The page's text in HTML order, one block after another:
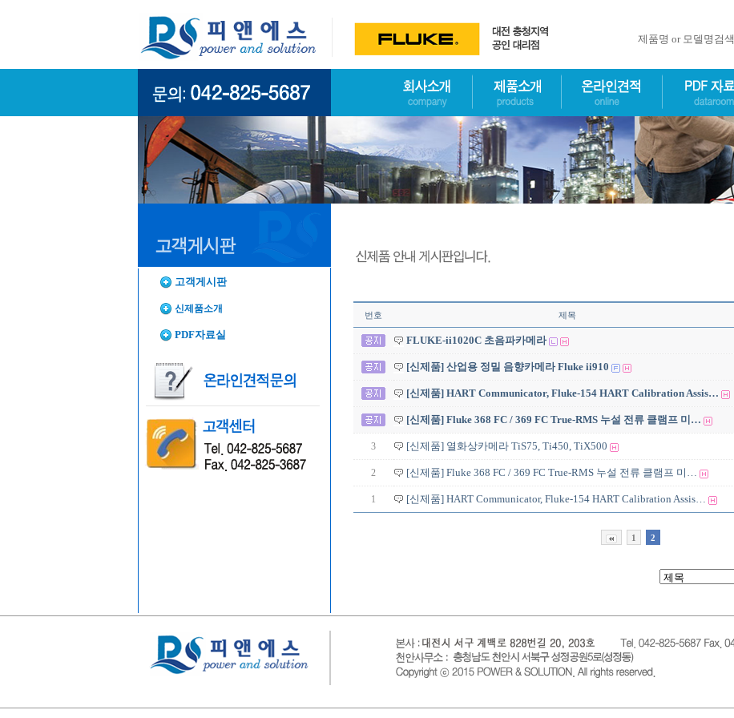
제품명 or 모델명검색
고객게시판
신제품소개
PDF자료실
번호 제목
FLUKE-ii1020C 초음파카메라
[신제품] 산업용 정밀 음향카메라 Fluke ii910
[신제품] HART Communicator, Fluke-154 HART Calibration Assis…
[신제품] Fluke 368 FC / 369 FC True-RMS 누설 전류 클램프 미…
3 [신제품] 열화상카메라 TiS75, Ti450, TiX500
2 [신제품] Fluke 368 FC / 369 FC True-RMS 누설 전류 클램프 미…
1 [신제품] HART Communicator, Fluke-154 HART Calibration Assis…
1 2